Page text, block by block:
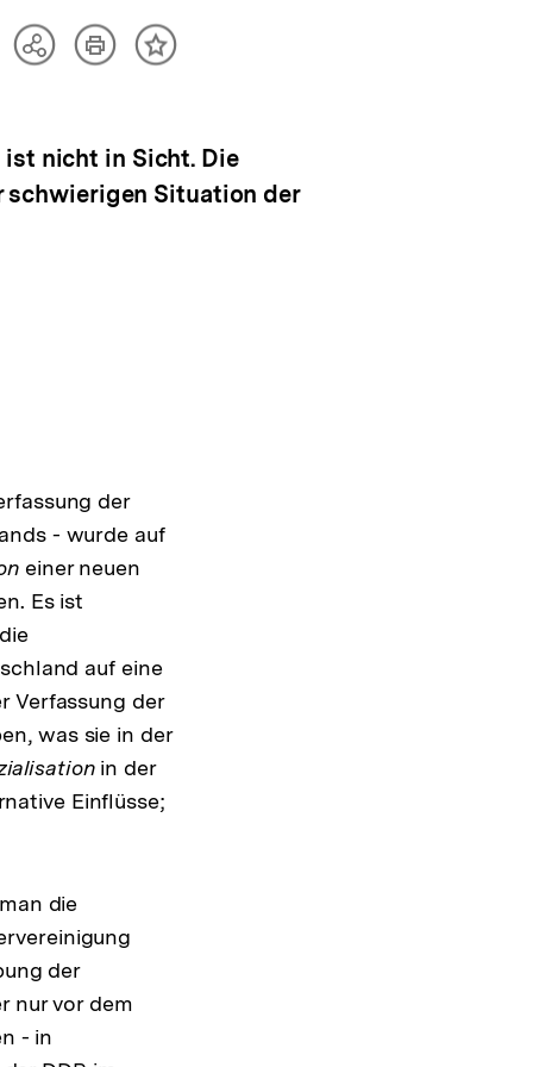
TeilenArtikelInhalt
nicht in Sicht. Die
schwierigen Situation der
der
- wurde auf
einer neuen
Es ist
auf eine
Verfassung der
was sie in der
in der
Einflüsse;
die
der
nur vor dem
- in